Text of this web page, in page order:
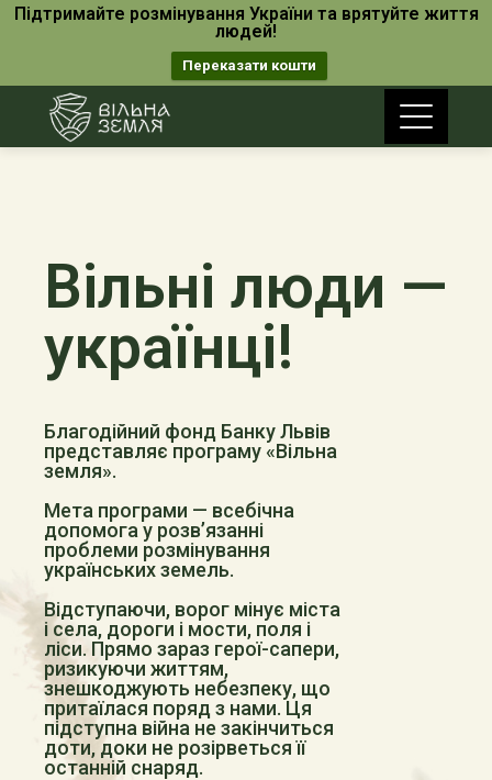
Підтримайте розмінування України та врятуйте життя
людей!
Переказати кошти
Вільні люди —
українці!
Благодійний фонд Банку Львів
представляє програму «Вільна
земля».
Мета програми — всебічна
допомога у розв’язанні
проблеми розмінування
українських земель.
Відступаючи, ворог мінує міста
і села, дороги і мости, поля і
ліси. Прямо зараз герої-сапери,
ризикуючи життям,
знешкоджують небезпеку, що
притаїлася поряд з нами. Ця
підступна війна не закінчиться
доти, доки не розірветься її
останній снаряд.